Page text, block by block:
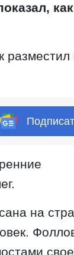
как
разместил
на